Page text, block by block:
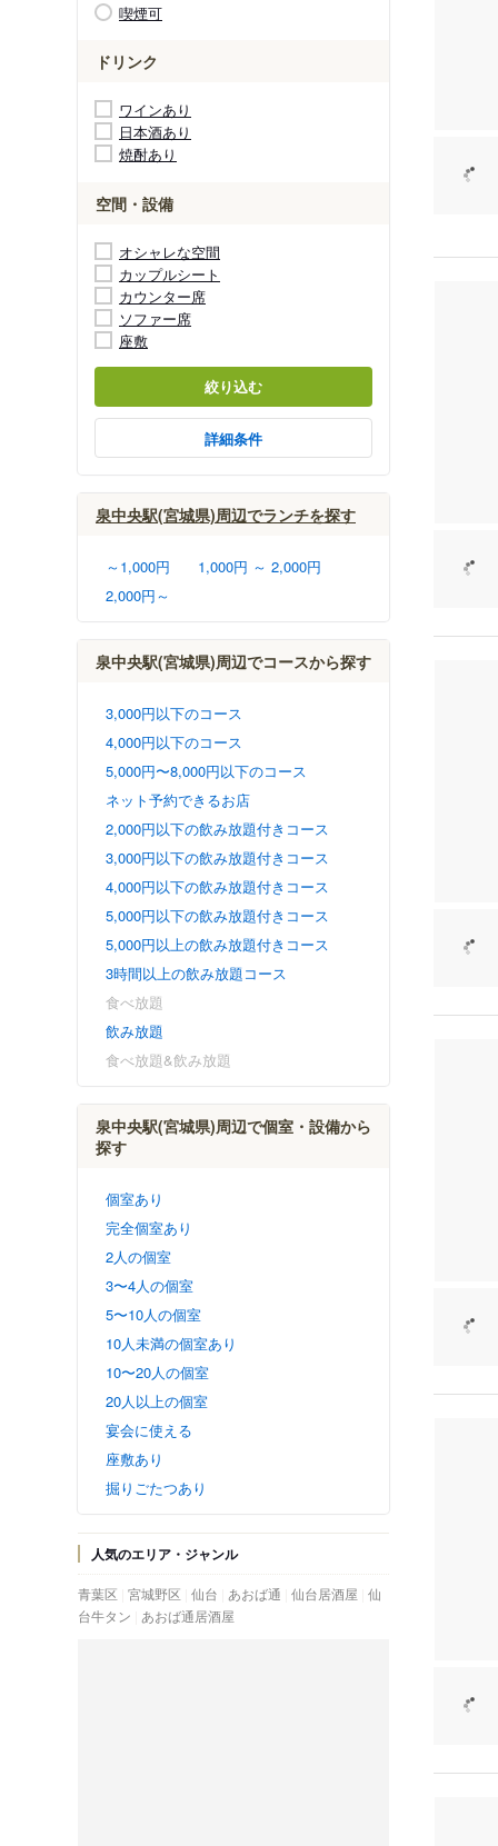
喫煙可
ドリンク
ワインあり
日本酒あり
焼酎あり
空間・設備
オシャレな空間
カップルシート
カウンター席
ソファー席
座敷
絞り込む
詳細条件
泉中央駅(宮城県)周辺でランチを探す
～1,000円
1,000円 ～ 2,000円
2,000円～
泉中央駅(宮城県)周辺でコースから探す
3,000円以下のコース
4,000円以下のコース
5,000円〜8,000円以下のコース
ネット予約できるお店
2,000円以下の飲み放題付きコース
3,000円以下の飲み放題付きコース
4,000円以下の飲み放題付きコース
5,000円以下の飲み放題付きコース
5,000円以上の飲み放題付きコース
3時間以上の飲み放題コース
食べ放題
飲み放題
食べ放題&飲み放題
泉中央駅(宮城県)周辺で個室・設備から
探す
個室あり
完全個室あり
2人の個室
3〜4人の個室
5〜10人の個室
10人未満の個室あり
10〜20人の個室
20人以上の個室
宴会に使える
座敷あり
掘りごたつあり
人気のエリア・ジャンル
青葉区 宮城野区 仙台 あおば通 仙台居酒屋 仙
台牛タン
あおば通居酒屋